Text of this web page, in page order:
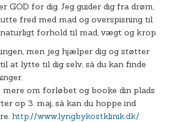
GOD for dig. Jeg guider dig fra drøm,
fred med mad og overspisning til
forhold til mad, vægt og krop.
men jeg hjælper dig og støtter
at lytte til dig selv, så du kan finde
om forløbet og booke din plads
op 3. maj, så kan du hoppe ind
http://www.lyngbykostklinik.dk/